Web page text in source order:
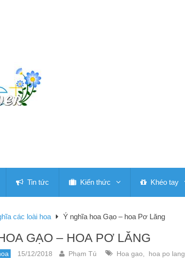
Tin tức Kiến thức Khéo tay
các loài hoa Ý nghĩa hoa Gạo – hoa Pơ Lăng
GẠO – HOA PƠ LĂNG
15/12/2018 Phạm Tú Hoa gao hoa po lang